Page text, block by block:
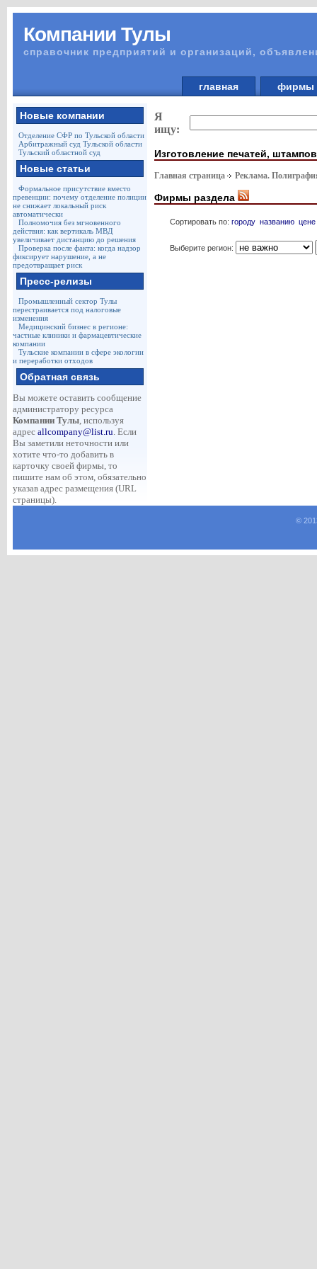
Компании Тулы
справочник предприятий и организаций,
главная
Новые компании
Отделение СФР по Тульской области
Арбитражный суд Тульской области
Тульский областной суд
Новые статьи
Формальное присутствие вместо
превенции: почему отделение полиции
не снижает локальный риск
автоматически
Полномочия без мгновенного
действия: как вертикаль МВД
увеличивает дистанцию до решения
Проверка после факта: когда надзор
фиксирует нарушение, а не
предотвращает риск
Пресс-релизы
Промышленный сектор Тулы
перестраивается под налоговые
изменения
Медицинский бизнес в регионе:
частные клиники и фармацевтические
компании
Тульские компании в сфере экологии
и переработки отходов
Обратная связь
Вы можете оставить сообщение
администратору ресурса
Компании Тулы, используя
адрес allcompany@list.ru. Если
Вы заметили неточности или
хотите что-то добавить в
карточку своей фирмы, то
пишите нам об этом, обязательно
указав адрес размещения (URL
страницы).
Я
ищу:
Изготовление печатей, штампов
Главная страница Реклама.
Фирмы раздела
Сортировать по: городу названию цене
Выберите регион:
©